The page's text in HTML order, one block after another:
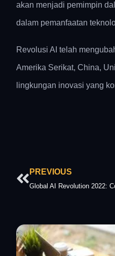
akan menjadi pemimpin
dalam pemanfaatan
Revolusi AI telah
Amerika Serikat, China,
lingkungan inovasi yang
Prev
PREVIOUS
Global AI Revolution 2022: